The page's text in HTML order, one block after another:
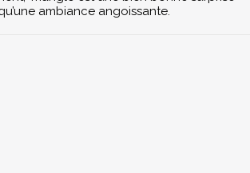
ambiance angoissante.